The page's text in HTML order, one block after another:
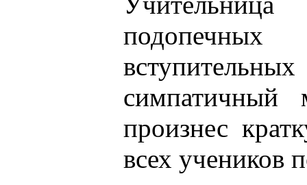
симпатичный
произнес
всех учеников